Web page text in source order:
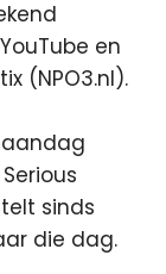
en
(NPO3.nl).
sinds
die dag.